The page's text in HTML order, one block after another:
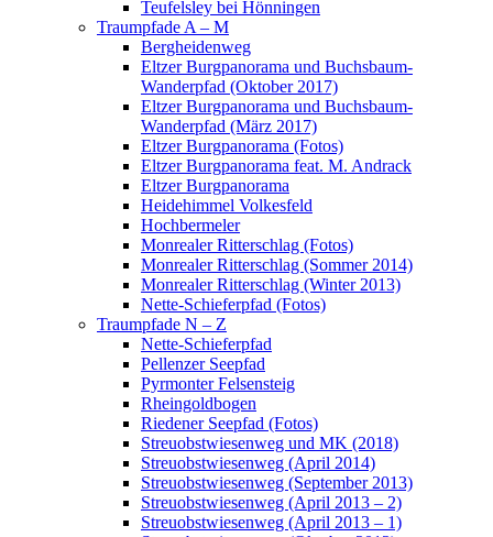
Teufelsley bei Hönningen
Traumpfade A – M
Bergheidenweg
Eltzer Burgpanorama und Buchsbaum-
Wanderpfad (Oktober 2017)
Eltzer Burgpanorama und Buchsbaum-
Wanderpfad (März 2017)
Eltzer Burgpanorama (Fotos)
Eltzer Burgpanorama feat. M. Andrack
Eltzer Burgpanorama
Heidehimmel Volkesfeld
Hochbermeler
Monrealer Ritterschlag (Fotos)
Monrealer Ritterschlag (Sommer 2014)
Monrealer Ritterschlag (Winter 2013)
Nette-Schieferpfad (Fotos)
Traumpfade N – Z
Nette-Schieferpfad
Pellenzer Seepfad
Pyrmonter Felsensteig
Rheingoldbogen
Riedener Seepfad (Fotos)
Streuobstwiesenweg und MK (2018)
Streuobstwiesenweg (April 2014)
Streuobstwiesenweg (September 2013)
Streuobstwiesenweg (April 2013 – 2)
Streuobstwiesenweg (April 2013 – 1)